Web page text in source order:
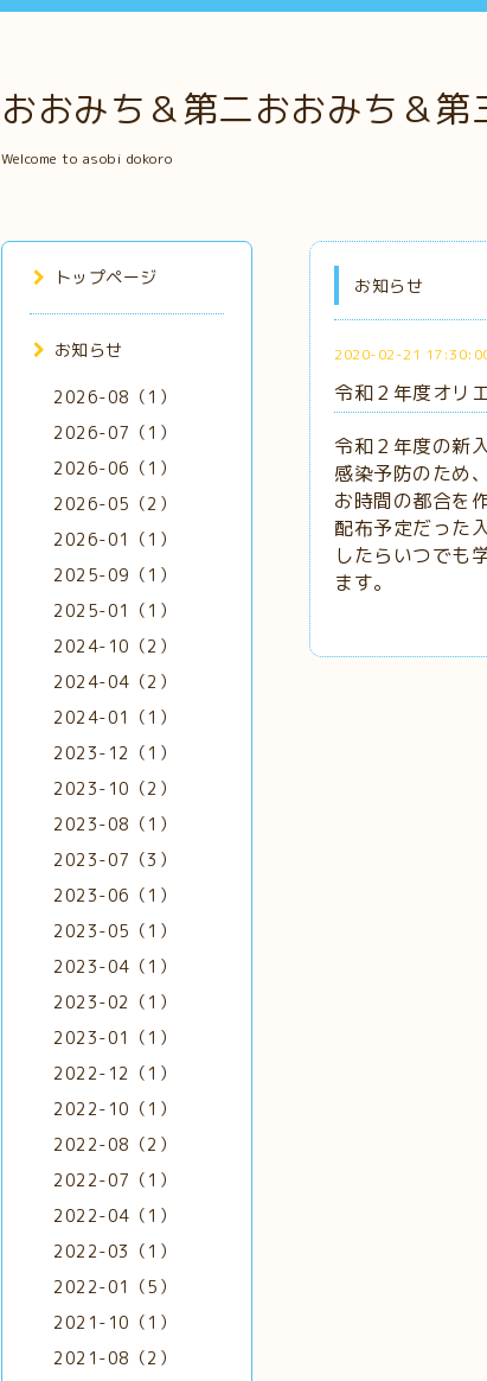
おおみち＆第二おおみち＆
Welcome to asobi dokoro
お知らせ
2020-02-21
令和２年度オリ
令和２年度の新
感染予防のため
お時間の都合を
配布予定だった
したらいつでも
ます。
トップページ
お知らせ
2026-08（1）
2026-07（1）
2026-06（1）
2026-05（2）
2026-01（1）
2025-09（1）
2025-01（1）
2024-10（2）
2024-04（2）
2024-01（1）
2023-12（1）
2023-10（2）
2023-08（1）
2023-07（3）
2023-06（1）
2023-05（1）
2023-04（1）
2023-02（1）
2023-01（1）
2022-12（1）
2022-10（1）
2022-08（2）
2022-07（1）
2022-04（1）
2022-03（1）
2022-01（5）
2021-10（1）
2021-08（2）